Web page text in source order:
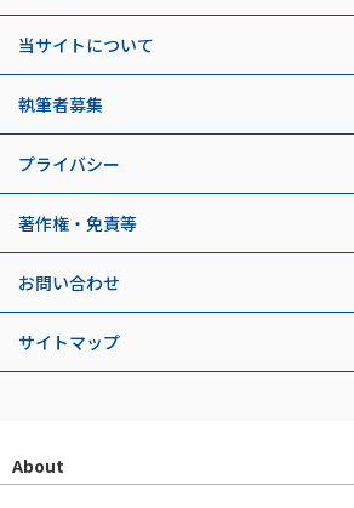
当サイトについて
執筆者募集
プライバシー
著作権・免責等
お問い合わせ
サイトマップ
About